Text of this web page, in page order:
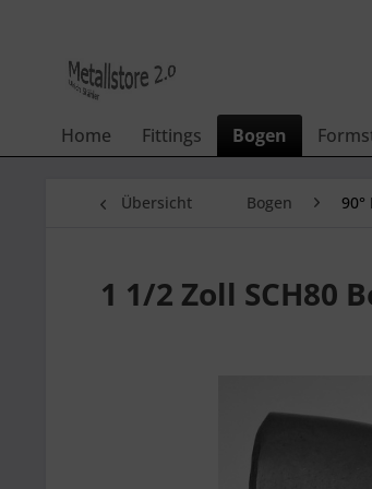
Home Fittings Bogen
Übersicht Bogen 90°
1 1/2 Zoll SCH80